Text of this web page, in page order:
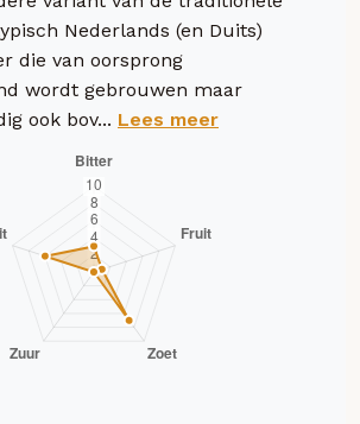
Nederlands (en Duits)
die van oorsprong
wordt gebrouwen maar
ook bov... Lees meer